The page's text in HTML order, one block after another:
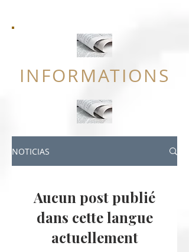
INFORMATIONS
NOTICIAS
Aucun post publié
dans cette langue
actuellement